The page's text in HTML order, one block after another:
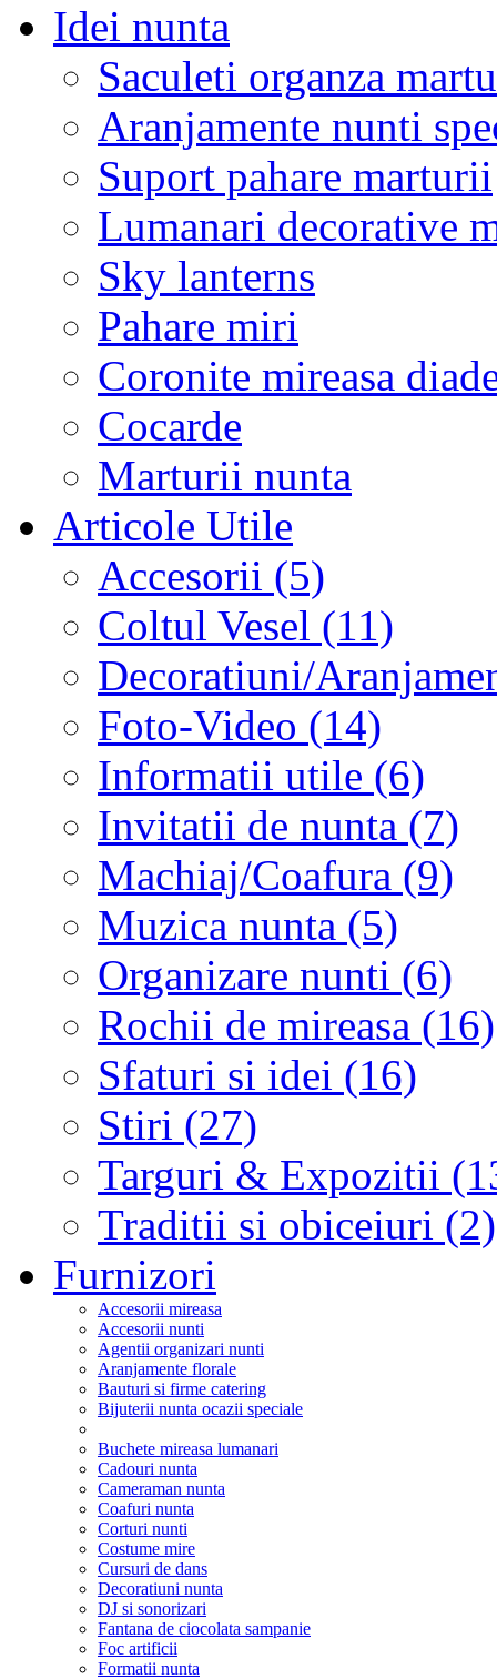
Idei nunta
Saculeti organza
Aranjamente nunti
Suport pahare marturii
Lumanari decorative
Sky lanterns
Pahare miri
Coronite mireasa
Cocarde
Marturii nunta
Articole Utile
Accesorii (5)
Coltul Vesel (11)
Decoratiuni/
Foto-Video (14)
Informatii utile (6)
Invitatii de nunta (7)
Machiaj/Coafura (9)
Muzica nunta (5)
Organizare nunti (6)
Rochii de mireasa (16)
Sfaturi si idei (16)
Stiri (27)
Targuri & Expozitii
Traditii si obiceiuri (2)
Furnizori
Accesorii mireasa
Accesorii nunti
Agentii organizari nunti
Aranjamente florale
Bauturi si firme catering
Bijuterii nunta ocazii speciale
Buchete mireasa lumanari
Cadouri nunta
Cameraman nunta
Coafuri nunta
Corturi nunti
Costume mire
Cursuri de dans
Decoratiuni nunta
DJ si sonorizari
Fantana de ciocolata sampanie
Foc artificii
Formatii nunta